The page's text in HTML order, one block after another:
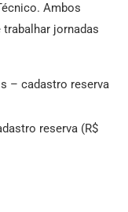
Ambos
jornadas
– cadastro reserva
reserva (R$